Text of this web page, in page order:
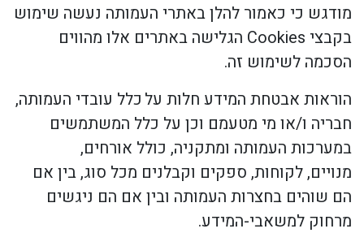
מודגש כי כאמור להלן באתרי העמותה נעשה שימוש
בקבצי
הגלישה באתרים אלו מהווים
הסכמה לשימוש זה.
הוראות אבטחת המידע חלות על כלל עובדי העמותה,
חבריה ו/או מי מטעמם וכן על כלל המשתמשים
במערכות העמותה ומתקניה, כולל אורחים,
מנויים, לקוחות, ספקים וקבלנים מכל סוג, בין אם
הם שוהים בחצרות העמותה ובין אם הם ניגשים
מרחוק למשאבי-המידע.